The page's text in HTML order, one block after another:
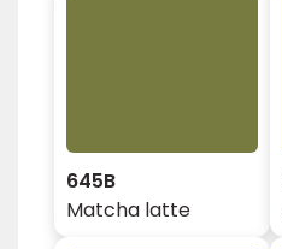
645B
Matcha latte